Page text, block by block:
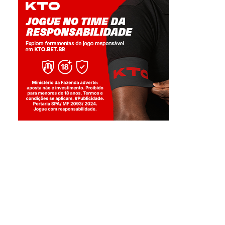
Jogue com responsabilidade. 18+